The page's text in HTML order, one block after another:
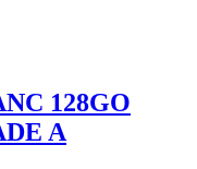
128GO
A